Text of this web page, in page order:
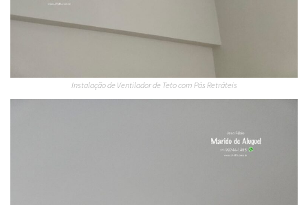
Instalação de Ventilador de Teto com Pás Retráteis